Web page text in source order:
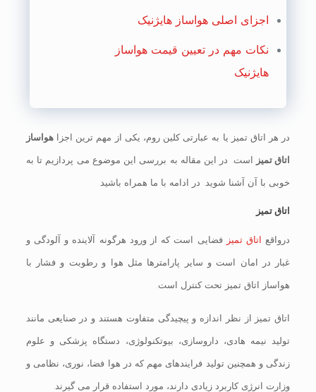
اجزای اصلی هواساز هایژنیک
نکات مهم در تعیین قیمت هواساز
هایژنیک
در هر اتاق تمیز یا به عبارتی کلین روم، یکی از مهم ترین اجزاهواساز
اتاق تمیز است. در این مقاله به بررسی این موضوع می پردازیم تا به
خوبی با آن آشنا شوید. در ادامه با ما همراه باشید.
اتاق تمیز
درواقع اتاق تمیز فضایی است که از ورود هرگونه آلاینده و آلودگی و
غبار در امان است و سایر پارامترها مثل هوا و رطوبت و فشار با
هواساز اتاق تمیز تحت کنترل است.
اتاق تمیز از نظر اندازه و پیچیدگی متفاوت هستند و در صنایعی مانند
تولید نیمه هادی، داروسازی، بیوتکنولوژی، دستگاه پزشکی و علوم
زندگی و همچنین تولید فرایندهای مهم که در هوا فضا، نوری، نظامی و
وزارت انرژی کاربرد زیادی دارند، مورد استفاده قرار می گیرند.